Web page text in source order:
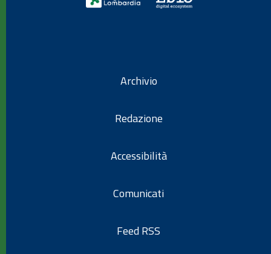
Archivio
Redazione
Accessibilità
Comunicati
Feed RSS